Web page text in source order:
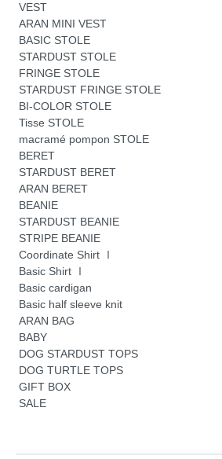
VEST
ARAN MINI VEST
BASIC STOLE
STARDUST STOLE
FRINGE STOLE
STARDUST FRINGE STOLE
BI-COLOR STOLE
Tisse STOLE
macramé pompon STOLE
BERET
STARDUST BERET
ARAN BERET
BEANIE
STARDUST BEANIE
STRIPE BEANIE
Coordinate Shirt Ⅰ
Basic Shirt Ⅰ
Basic cardigan
Basic half sleeve knit
ARAN BAG
BABY
DOG STARDUST TOPS
DOG TURTLE TOPS
GIFT BOX
SALE